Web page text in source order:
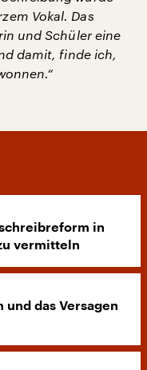
Vokal. Das
und Schüler eine
damit, finde ich,
in
vermitteln
das Versagen